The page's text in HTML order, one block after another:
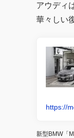
アウディ
華々しい
https://
新型BMW「